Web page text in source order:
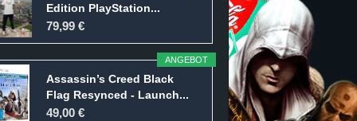
Edition PlayStation...
79,99 €
ANGEBOT
Assassin’s Creed Black
Flag Resynced - Launch...
49,00 €